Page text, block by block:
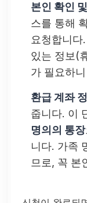
본인 확인
스를 통해
요청합니다
있는 정보(
가 필요하
환급 계좌
줍니다. 이
명의의 통장
니다. 가족
므로, 꼭 본